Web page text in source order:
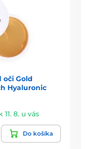
oči Gold
Hyaluronic
8. u vás
Do košíka